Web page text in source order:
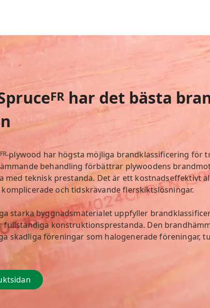
FR har det bästa
FR-plywood har högsta möjliga brandklassificering för
behandling förbättrar plywoodens
med teknisk prestanda. Det är ett kostnadseffektivt
och tidskrävande flerskiktslösningar.
starka byggnadsmaterialet uppfyller
fullständiga konstruktionsprestanda. Den
skadliga föreningar som halogenerade föreningar,